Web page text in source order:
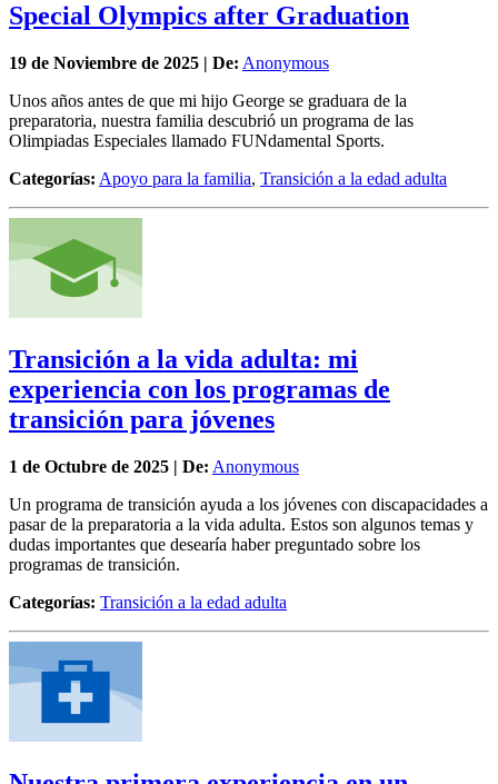
Special Olympics after Graduation
19 de Noviembre de 2025 | De: Anonymous
Unos años antes de que mi hijo George se graduara de la
preparatoria, nuestra familia descubrió un programa de las
Olimpiadas Especiales llamado FUNdamental Sports.
Categorías: Apoyo para la familia, Transición a la edad adulta
Transición a la vida adulta: mi
experiencia con los programas de
transición para jóvenes
1 de Octubre de 2025 | De: Anonymous
Un programa de transición ayuda a los jóvenes con discapacidades a
pasar de la preparatoria a la vida adulta. Estos son algunos temas y
dudas importantes que desearía haber preguntado sobre los
programas de transición.
Categorías: Transición a la edad adulta